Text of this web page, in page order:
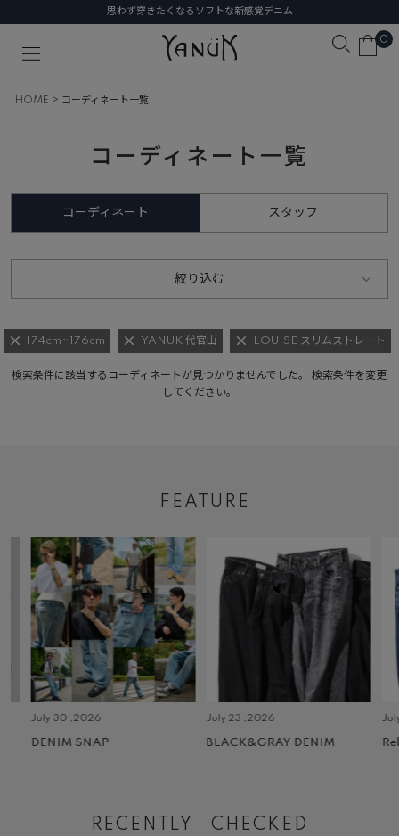
思わず穿きたくなるソフトな新感覚デニム
0
HOME コーディネート一覧
コーディネート一覧
コーディネート スタッフ
絞り込む
174cm~176cm YANUK 代官山 LOUISE スリムストレート
検索条件に該当するコーディネートが見つかりませんでした。 検索条件を変更
してください。
FEATURE
July 30 ,2026
DENIM SNAP
July 23 ,2026
BLACK&GRAY DENIM
July 2
Relax
RECENTLY CHECKED